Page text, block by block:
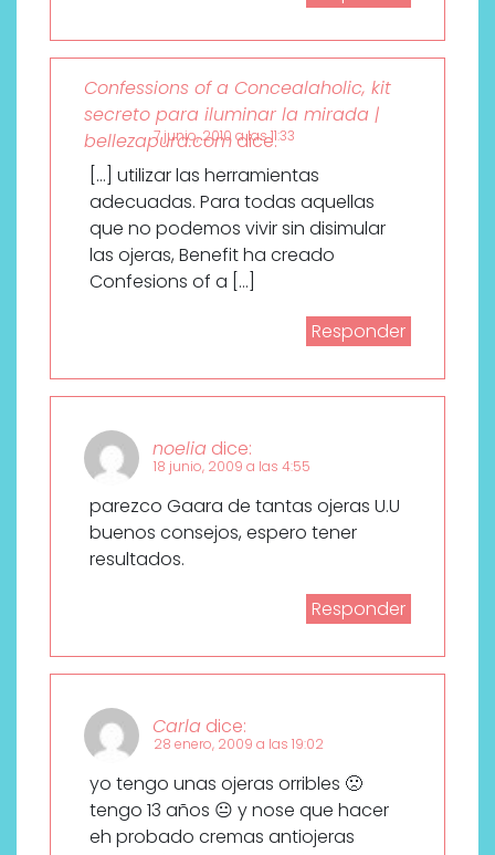
Confessions of a Concealaholic, kit
secreto para iluminar la mirada |
bellezapura.comdice:
7 junio, 2010 a las 11:33
[…] utilizar las herramientas
adecuadas. Para todas aquellas
que no podemos vivir sin disimular
las ojeras, Benefit ha creado
Confesions of a […]
Responder
noelia dice:
18 junio, 2009 a las 4:55
parezco Gaara de tantas ojeras U.U
buenos consejos, espero tener
resultados.
Responder
Carla dice:
28 enero, 2009 a las 19:02
yo tengo unas ojeras orribles 🙁
tengo 13 años 😐 y nose que hacer
eh probado cremas antiojeras